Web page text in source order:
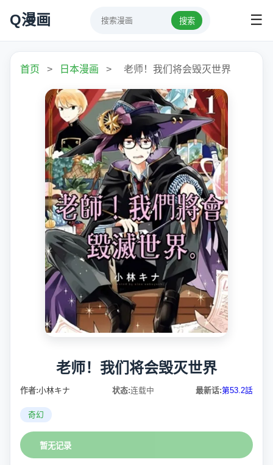
Q漫画 搜索 ☰
首页 > 日本漫画 > 老师！我们将会毁灭世界
老师！我们将会毁灭世界
作者:小林キナ 状态:连载中 最新话:第53.2話
奇幻
暂无记录